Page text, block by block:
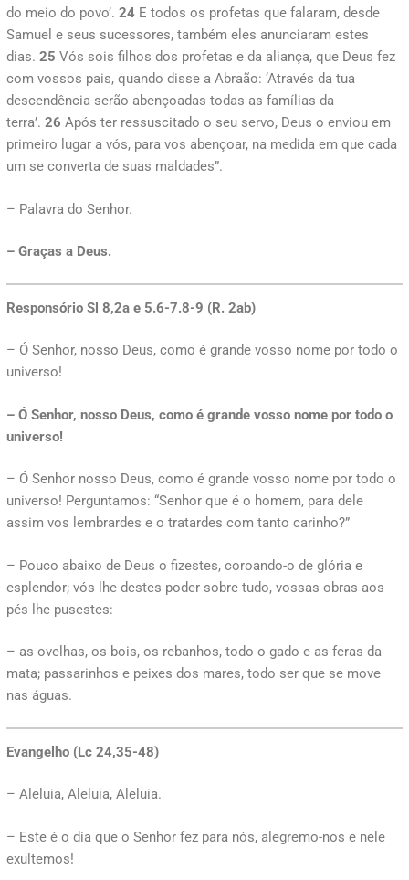
do meio do povo’. 24 E todos os profetas que falaram, desde
Samuel e seus sucessores, também eles anunciaram estes
dias. 25 Vós sois filhos dos profetas e da aliança, que Deus fez
com vossos pais, quando disse a Abraão: ‘Através da tua
descendência serão abençoadas todas as famílias da
terra’. 26 Após ter ressuscitado o seu servo, Deus o enviou em
primeiro lugar a vós, para vos abençoar, na medida em que cada
um se converta de suas maldades”.
– Palavra do Senhor.
– Graças a Deus.
Responsório Sl 8,2a e 5.6-7.8-9 (R. 2ab)
– Ó Senhor, nosso Deus, como é grande vosso nome por todo o
universo!
– Ó Senhor, nosso Deus, como é grande vosso nome por todo o
universo!
– Ó Senhor nosso Deus, como é grande vosso nome por todo o
universo! Perguntamos: “Senhor que é o homem, para dele
assim vos lembrardes e o tratardes com tanto carinho?”
– Pouco abaixo de Deus o fizestes, coroando-o de glória e
esplendor; vós lhe destes poder sobre tudo, vossas obras aos
pés lhe pusestes:
– as ovelhas, os bois, os rebanhos, todo o gado e as feras da
mata; passarinhos e peixes dos mares, todo ser que se move
nas águas.
Evangelho (Lc 24,35-48)
– Aleluia, Aleluia, Aleluia.
– Este é o dia que o Senhor fez para nós, alegremo-nos e nele
exultemos!